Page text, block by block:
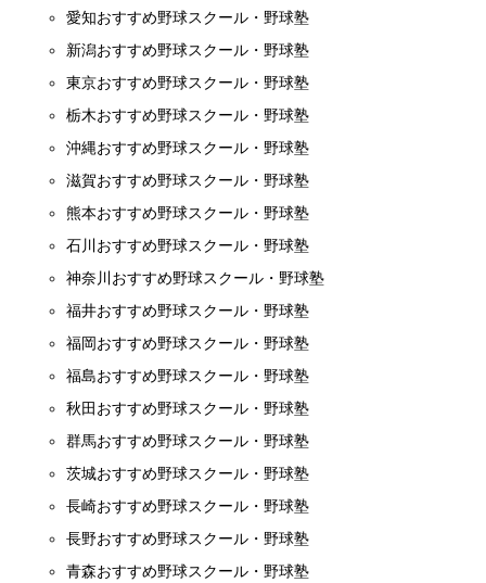
愛知おすすめ野球スクール・野球塾
新潟おすすめ野球スクール・野球塾
東京おすすめ野球スクール・野球塾
栃木おすすめ野球スクール・野球塾
沖縄おすすめ野球スクール・野球塾
滋賀おすすめ野球スクール・野球塾
熊本おすすめ野球スクール・野球塾
石川おすすめ野球スクール・野球塾
神奈川おすすめ野球スクール・野球塾
福井おすすめ野球スクール・野球塾
福岡おすすめ野球スクール・野球塾
福島おすすめ野球スクール・野球塾
秋田おすすめ野球スクール・野球塾
群馬おすすめ野球スクール・野球塾
茨城おすすめ野球スクール・野球塾
長崎おすすめ野球スクール・野球塾
長野おすすめ野球スクール・野球塾
青森おすすめ野球スクール・野球塾